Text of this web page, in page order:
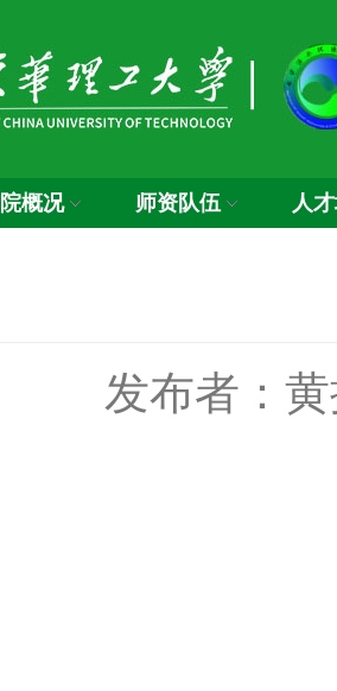
概况 师资队伍 人
发布者：